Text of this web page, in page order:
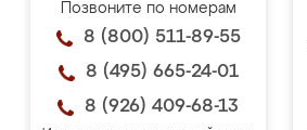
Позвоните по номерам
8 (800) 511-89-55
8 (495) 665-24-01
8 (926) 409-68-13